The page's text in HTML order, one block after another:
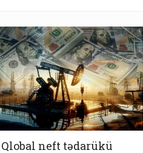
Qlobal neft tədarükü